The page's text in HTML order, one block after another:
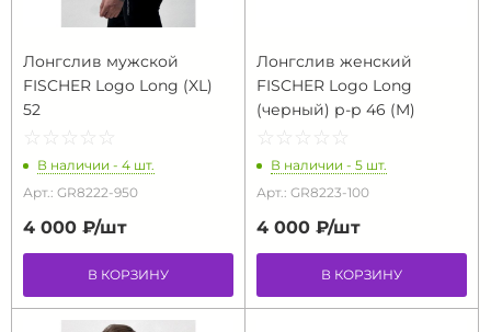
Лонгслив мужской
FISCHER Logo Long (XL)
52
☆ ☆ ☆ ☆ ☆
★ ★ ★ ★ ★
В наличии - 4 шт.
Арт.: GR8222-950
4 000 ₽/шт
В КОРЗИНУ
Лонгслив женский
FISCHER Logo Long
(черный) р-р 46 (M)
☆ ☆ ☆ ☆ ☆
★ ★ ★ ★ ★
В наличии - 5 шт.
Арт.: GR8223-100
4 000 ₽/шт
В КОРЗИНУ